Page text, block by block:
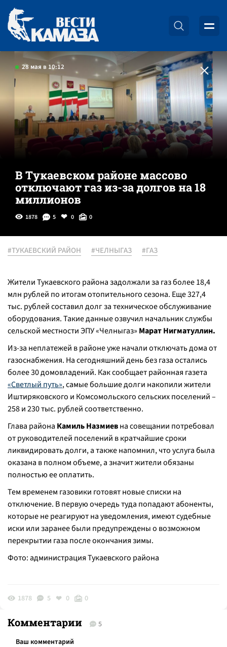
28 мая в 10:12
В Тукаевском районе массово
отключают газ из-за долгов на 18
миллионов
1878 5 0 0
#ТУКАЕВСКИЙ РАЙОН #ЧЕЛНЫГАЗ #ГАЗ
Жители Тукаевского района задолжали за газ более 18,4
млн рублей по итогам отопительного сезона. Еще 327,4
тыс. рублей составил долг за техническое обслуживание
оборудования. Такие данные озвучил начальник службы
сельской местности ЭПУ «Челныгаз» Марат Нигматуллин.
Из-за неплатежей в районе уже начали отключать дома от
газоснабжения. На сегодняшний день без газа остались
более 30 домовладений. Как сообщает районная газета
«Светлый путь», самые большие долги накопили жители
Иштиряковского и Комсомольского сельских поселений –
258 и 230 тыс. рублей соответственно.
Глава района Камиль Назмиевна совещании потребовал
от руководителей поселений в кратчайшие сроки
ликвидировать долги, а также напомнил, что услуга была
оказана в полном объеме, а значит жители обязаны
полностью ее оплатить.
Тем временем газовики готовят новые списки на
отключение. В первую очередь туда попадают абоненты,
которые не реагируют на уведомления, имеют судебные
иски или заранее были предупреждены о возможном
перекрытии газа после окончания зимы.
Фото: администрация Тукаевского района
1878 5 0 0
Комментарии 5